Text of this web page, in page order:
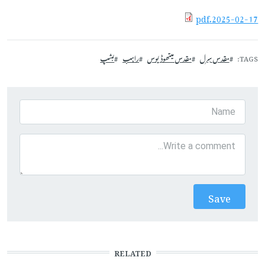
2025-02-17.pdf
TAGS مقدس سِرل مقدس میتھوڈیوس راہب بشپ
RELATED